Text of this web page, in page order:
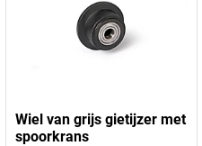
Wiel van grijs gietijzer met
spoorkrans